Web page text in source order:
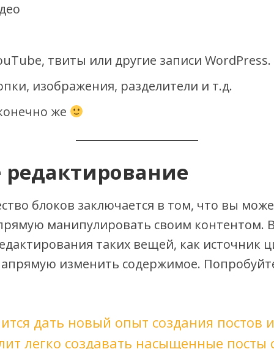
твиты или другие записи WordPress.
изображения, разделители и т.д.
же
блоков заключается в том, что вы
манипулировать своим контентом.
таких вещей, как источник
изменить содержимое.
дать новый опыт создания постов
легко создавать насыщенные